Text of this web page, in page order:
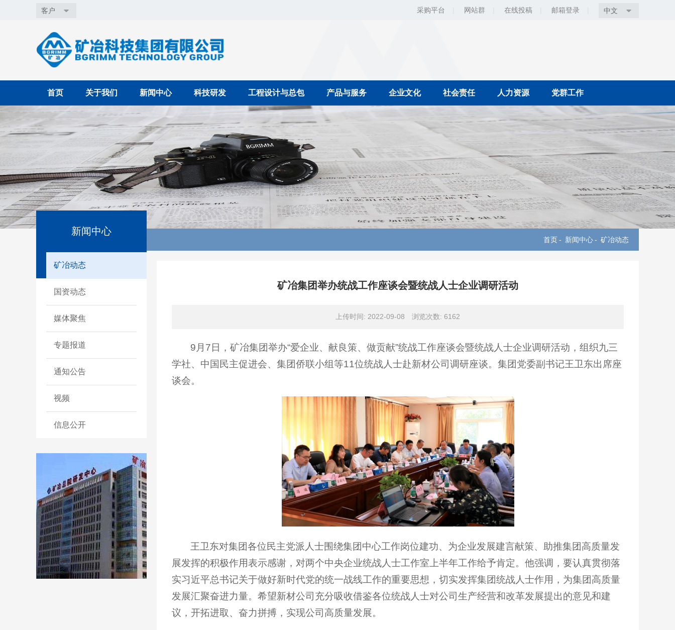
客户 采购平台 网站群 在线投稿 邮箱登录 中文
首页 关于我们 新闻中心 科技研发 工程设计与总包 产品与服务 企业文化 社会责任 人力资源 党群工作
首页- 新闻中心- 矿冶动态
新闻中心
矿冶动态
国资动态
媒体聚焦
专题报道
通知公告
视频
信息公开
矿冶集团举办统战工作座谈会暨统战人士企业调研活动
上传时间: 2022-09-08 浏览次数: 6162
9月7日，矿冶集团举办“爱企业、献良策、做贡献”统战工作座谈会暨统战人士企业调研活动，组织九三
学社、中国民主促进会、集团侨联小组等11位统战人士赴新材公司调研座谈。集团党委副书记王卫东出席座
谈会。
王卫东对集团各位民主党派人士围绕集团中心工作岗位建功、为企业发展建言献策、助推集团高质量发
展发挥的积极作用表示感谢，对两个中央企业统战人士工作室上半年工作给予肯定。他强调，要认真贯彻落
实习近平总书记关于做好新时代党的统一战线工作的重要思想，切实发挥集团统战人士作用，为集团高质量
发展汇聚奋进力量。希望新材公司充分吸收借鉴各位统战人士对公司生产经营和改革发展提出的意见和建
议，开拓进取、奋力拼搏，实现公司高质量发展。